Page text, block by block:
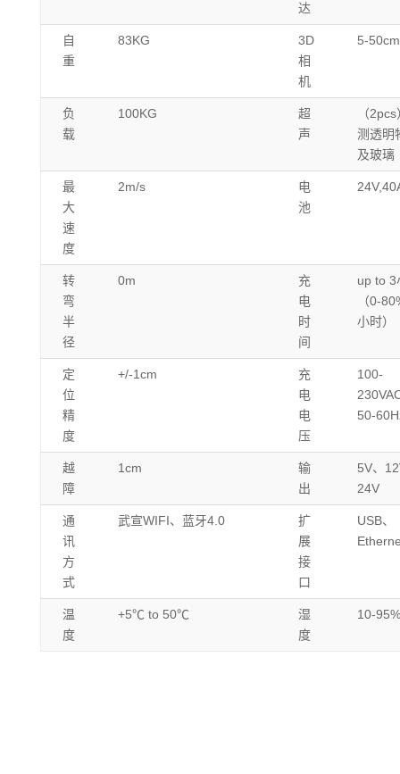
达
自
重
83KG
3D
相
机
5-50cm
负
载
100KG
超
声
（
测透明
及玻璃
最
大
速
度
2m/s
电
池
转
弯
半
径
0m
充
电
时
间
up to 3
（0-
小时）
定
位
精
度
+/-1cm
充
电
电
压
100-
50-
越
障
1cm
输
出
5V、
24V
通
讯
方
式
武宣WIFI、蓝牙4.0
扩
展
接
口
USB、
温
度
+5℃ to 50℃
湿
度
10-95%